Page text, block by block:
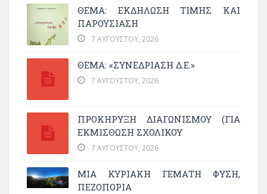
ΘΈΜΑ: ΕΚΔΉΛΩΣΗ ΤΙΜΉΣ ΚΑΙ
ΠΑΡΟΥΣΊΑΣΗ
7 ΑΥΓΟΎΣΤΟΥ, 2026
ΘΕΜΑ: «ΣΥΝΕΔΡΊΑΣΗ Δ.Ε.»
7 ΑΥΓΟΎΣΤΟΥ, 2026
ΠΡΟΚΗΡΥΞΗ ΔΙΑΓΩΝΙΣΜΟΥ (ΓΙΑ
ΕΚΜΊΣΘΩΣΗ ΣΧΟΛΙΚΟΎ
7 ΑΥΓΟΎΣΤΟΥ, 2026
ΜΙΑ ΚΥΡΙΑΚΉ ΓΕΜΆΤΗ ΦΎΣΗ,
ΠΕΖΟΠΟΡΊΑ